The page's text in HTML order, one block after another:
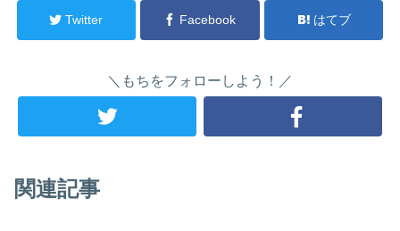
Twitter Facebook はてブ
＼もちをフォローしよう！／
関連記事